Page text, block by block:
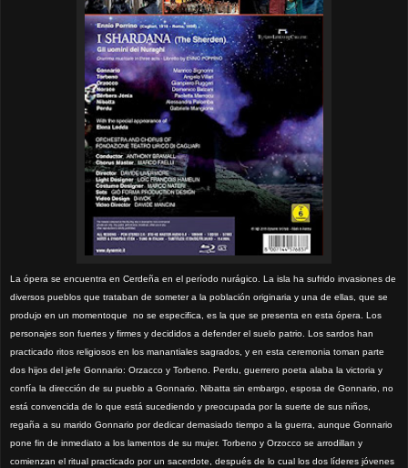
La ópera se encuentra en Cerdeña en el período nurágico. La isla ha sufrido invasiones de
diversos pueblos que trataban de someter a la población originaria y una de ellas, que se
produjo en un momentoque
no se especifica, es la que se presenta en esta ópera. Los
personajes son fuertes y firmes y decididos a defender el suelo patrio. Los sardos han
practicado ritos religiosos en los manantiales sagrados, y en esta ceremonia toman parte
dos hijos del jefe Gonnario: Orzacco y Torbeno. Perdu, guerrero poeta alaba la victoria y
confía la dirección de su pueblo a Gonnario. Nibatta sin embargo, esposa de Gonnario, no
está convencida de lo que está sucediendo y preocupada por la suerte de sus niños,
regaña a su marido Gonnario por dedicar demasiado tiempo a la guerra, aunque Gonnario
pone fin de inmediato a los lamentos de su mujer. Torbeno y Orzocco se arrodillan y
comienzan el ritual practicado por un sacerdote, después de lo cual los dos líderes jóvenes